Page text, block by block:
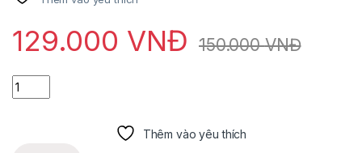
129.000 VNĐ 150.000VNĐ
Nguồn AC-DC điều chỉnh điện áp 3-12V 3A 36W số lượng
Thêm vào yêu thích